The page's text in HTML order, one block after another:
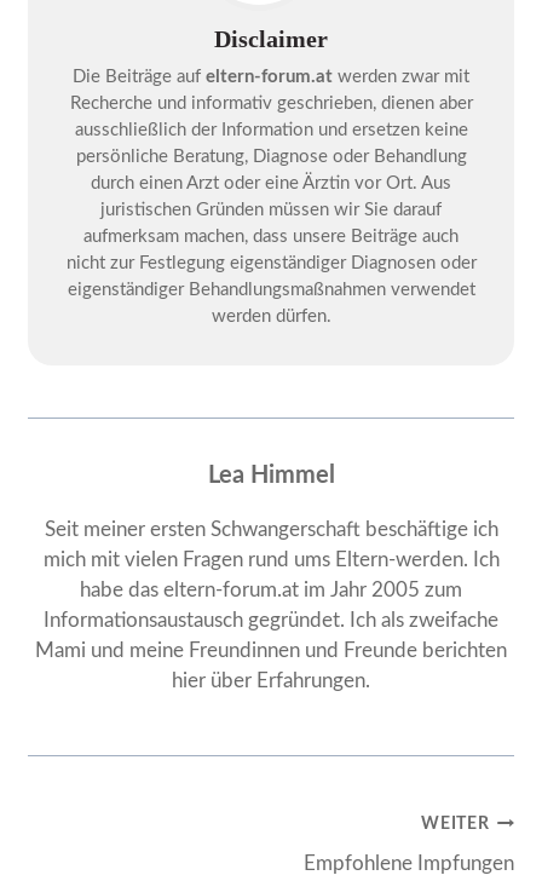
Disclaimer
Die Beiträge auf eltern-forum.at werden zwar mit
Recherche und informativ geschrieben, dienen aber
ausschließlich der Information und ersetzen keine
persönliche Beratung, Diagnose oder Behandlung
durch einen Arzt oder eine Ärztin vor Ort. Aus
juristischen Gründen müssen wir Sie darauf
aufmerksam machen, dass unsere Beiträge auch
nicht zur Festlegung eigenständiger Diagnosen oder
eigenständiger Behandlungsmaßnahmen verwendet
werden dürfen.
Lea Himmel
Seit meiner ersten Schwangerschaft beschäftige ich
mich mit vielen Fragen rund ums Eltern-werden. Ich
habe das eltern-forum.at im Jahr 2005 zum
Informationsaustausch gegründet. Ich als zweifache
Mami und meine Freundinnen und Freunde berichten
hier über Erfahrungen.
WEITER
Empfohlene Impfungen